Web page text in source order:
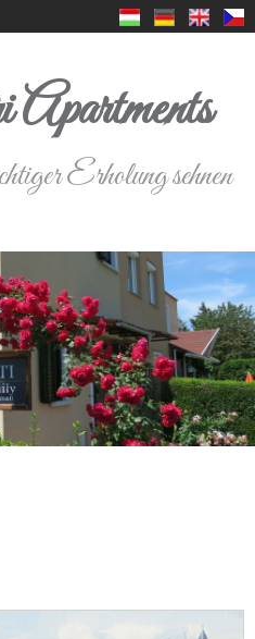
Erholung sehnen